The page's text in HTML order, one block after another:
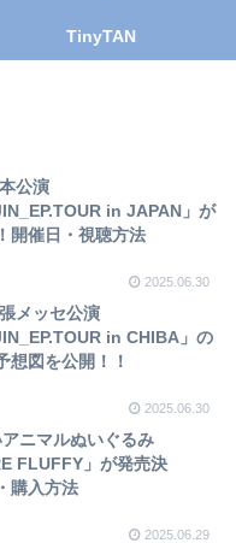
TinyTAN
公演
in JAPAN」が
開催日・視聴方法
2025.06.30
メッセ公演
in CHIBA」の
想図を公開！！
2025.06.30
ニマルぬいぐるみ
FLUFFY」が発売決
購入方法
2025.06.29